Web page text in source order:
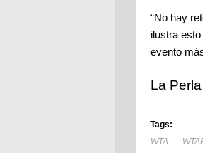
“No hay
ilustra
evento
La
Tags:
WTA